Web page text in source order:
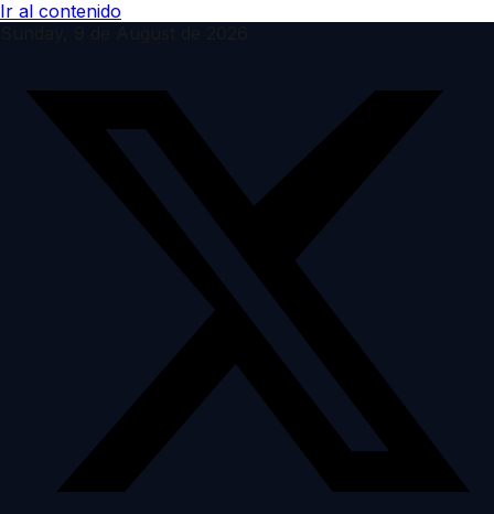
Ir al contenido